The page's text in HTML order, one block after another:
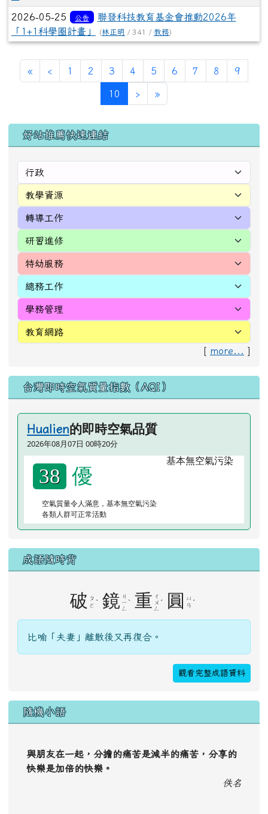
2026-05-25 公告
聯發科技教育基金會推動2026年
「1+1科學圈計畫」
(林正明 / 341 / 教務)
«第一頁
‹ 上一頁
1 2 3 4 5 6 7 8 9
10 (目前頁次)
›下一頁
»最後頁
左邊區域內容
好站推薦快速連結
[ more... ]
台灣即時空氣質量指數（AQI）
Hualien的即時空氣品質
2026年08月07日 00時20分
38 優
空氣質量令人滿意，基本無空氣污染
各類人群可正常活動
成語隨時背
破 ㄆ
ㄛ ˋ 鏡 ㄐ
ㄧ
ㄥ
ˋ 重 ㄔ
ㄨ
ㄥ
ˊ 圓
ㄩ
ㄢ ˊ
比喻「夫妻」離散後又再復合。
觀看完整成語資料
隨機小語
與朋友在一起，分擔的痛苦是減半的痛苦，分享的
快樂是加倍的快樂。
佚名